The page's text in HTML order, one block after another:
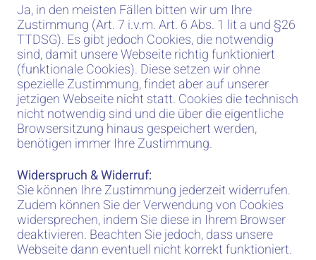
Ja, in den meisten Fällen bitten wir um Ihre
Zustimmung (Art. 7 i.v.m. Art. 6 Abs. 1 lit a und §26
TTDSG). Es gibt jedoch Cookies, die notwendig
sind, damit unsere Webseite richtig funktioniert
(funktionale Cookies). Diese setzen wir ohne
spezielle Zustimmung, findet aber auf unserer
jetzigen Webseite nicht statt. Cookies die technisch
nicht notwendig sind und die über die eigentliche
Browsersitzung hinaus gespeichert werden,
benötigen immer Ihre Zustimmung.
Widerspruch & Widerruf:
Sie können Ihre Zustimmung jederzeit widerrufen.
Zudem können Sie der Verwendung von Cookies
widersprechen, indem Sie diese in Ihrem Browser
deaktivieren. Beachten Sie jedoch, dass unsere
Webseite dann eventuell nicht korrekt funktioniert.